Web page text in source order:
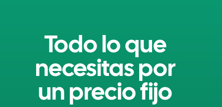
Todo lo que
necesitas por
un precio fijo